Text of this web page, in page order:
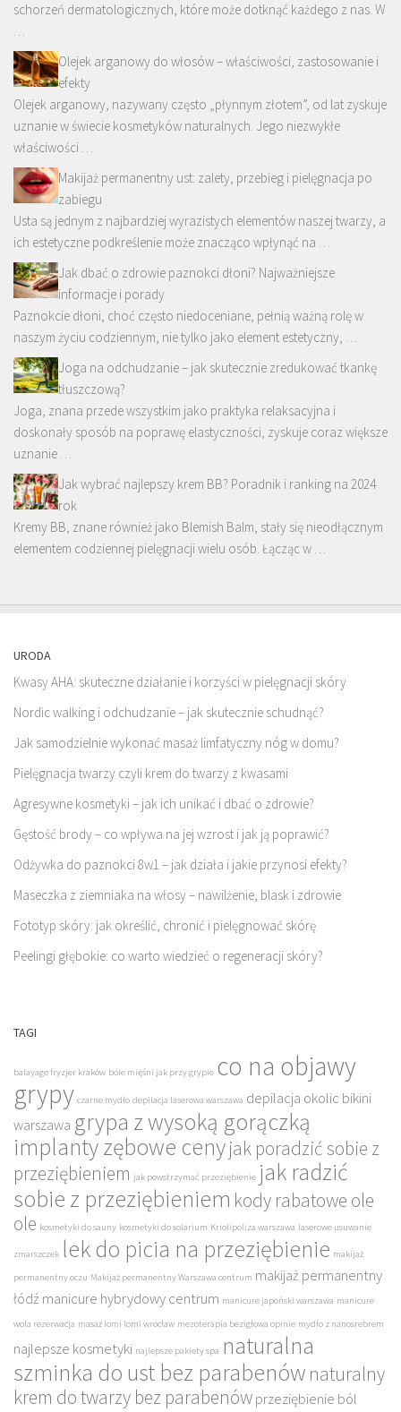
schorzeń dermatologicznych, które może dotknąć każdego z nas. W
…
Olejek arganowy do włosów – właściwości, zastosowanie i
efekty
Olejek arganowy, nazywany często „płynnym złotem”, od lat zyskuje
uznanie w świecie kosmetyków naturalnych. Jego niezwykłe
właściwości …
Makijaż permanentny ust: zalety, przebieg i pielęgnacja po
zabiegu
Usta są jednym z najbardziej wyrazistych elementów naszej twarzy, a
ich estetyczne podkreślenie może znacząco wpłynąć na …
Jak dbać o zdrowie paznokci dłoni? Najważniejsze
informacje i porady
Paznokcie dłoni, choć często niedoceniane, pełnią ważną rolę w
naszym życiu codziennym, nie tylko jako element estetyczny, …
Joga na odchudzanie – jak skutecznie zredukować tkankę
tłuszczową?
Joga, znana przede wszystkim jako praktyka relaksacyjna i
doskonały sposób na poprawę elastyczności, zyskuje coraz większe
uznanie …
Jak wybrać najlepszy krem BB? Poradnik i ranking na 2024
rok
Kremy BB, znane również jako Blemish Balm, stały się nieodłącznym
elementem codziennej pielęgnacji wielu osób. Łącząc w …
URODA
Kwasy AHA: skuteczne działanie i korzyści w pielęgnacji skóry
Nordic walking i odchudzanie – jak skutecznie schudnąć?
Jak samodzielnie wykonać masaż limfatyczny nóg w domu?
Pielęgnacja twarzy czyli krem do twarzy z kwasami
Agresywne kosmetyki – jak ich unikać i dbać o zdrowie?
Gęstość brody – co wpływa na jej wzrost i jak ją poprawić?
Odżywka do paznokci 8w1 – jak działa i jakie przynosi efekty?
Maseczka z ziemniaka na włosy – nawilżenie, blask i zdrowie
Fototyp skóry: jak określić, chronić i pielęgnować skórę
Peelingi głębokie: co warto wiedzieć o regeneracji skóry?
TAGI
balayage fryzjer kraków bóle mięśni jak przy grypie co na objawy
grypy czarne mydło depilacja laserowa warszawa depilacja okolic bikini
warszawa grypa z wysoką gorączką
implanty zębowe cenyjak poradzić sobie z
przeziębieniem jak powstrzymać przeziębienie jak radzić
sobie z przeziębieniem kody rabatowe ole
ole kosmetyki do sauny kosmetyki do solarium Kriolipoliza warszawa laserowe usuwanie
zmarszczek lek do picia na przeziębienie makijaż
permanentny oczu Makijaż permanentny Warszawa centrum makijaż permanentny
łódź manicure hybrydowy centrum manicure japoński warszawa manicure
wola rezerwacja masaż lomi lomi wrocław mezoterapia bezigłowa opinie mydło z nanosrebrem
najlepsze kosmetyki najlepsze pakiety spa naturalna
szminka do ust bez parabenów naturalny
krem do twarzy bez parabenówprzeziębienie ból